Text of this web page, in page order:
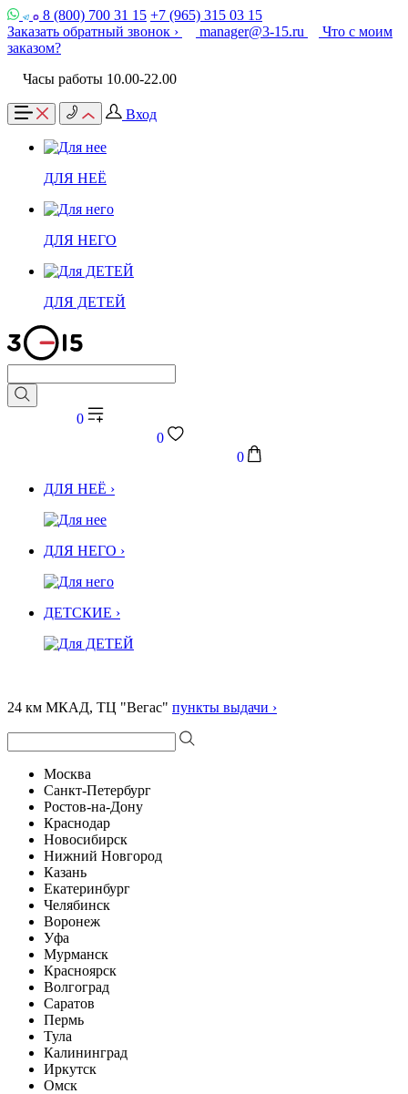
8 (800) 700 31 15 +7 (965) 315 03 15
Заказать обратный звонок ›
manager@3-15.ru
Что с моим
заказом?
Часы работы 10.00-22.00
Вход
ДЛЯ НЕЁ
ДЛЯ НЕГО
ДЛЯ ДЕТЕЙ
0
0
0
ДЛЯ НЕЁ ›
ДЛЯ НЕГО ›
ДЕТСКИЕ ›
24 км МКАД, ТЦ "Вегас" пункты выдачи ›
Москва
Санкт-Петербург
Ростов-на-Дону
Краснодар
Новосибирск
Нижний Новгород
Казань
Екатеринбург
Челябинск
Воронеж
Уфа
Мурманск
Красноярск
Волгоград
Саратов
Пермь
Тула
Калининград
Иркутск
Омск